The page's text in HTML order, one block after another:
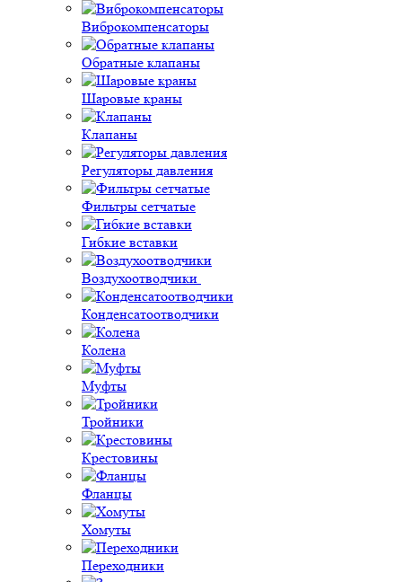
Виброкомпенсаторы
Обратные клапаны
Шаровые краны
Клапаны
Регуляторы давления
Фильтры сетчатые
Гибкие вставки
Воздухоотводчики
Конденсатоотводчики
Колена
Муфты
Тройники
Крестовины
Фланцы
Хомуты
Переходники